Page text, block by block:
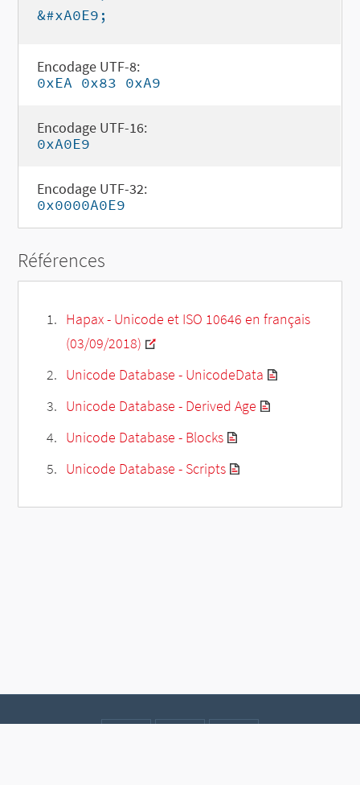
&#xA0E9;
Encodage UTF-8:
0xEA 0x83 0xA9
Encodage UTF-16:
0xA0E9
Encodage UTF-32:
0x0000A0E9
Références
Hapax - Unicode et ISO 10646 en français
(03/09/2018)
Unicode Database - UnicodeData
Unicode Database - Derived Age
Unicode Database - Blocks
Unicode Database - Scripts